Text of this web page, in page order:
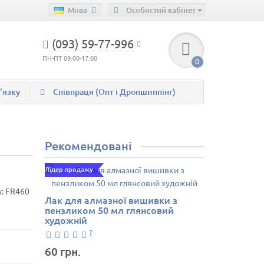
Особистий кабінет
Мова
(093) 59-77-996
ПН-ПТ 09:00-17:00 0
Співпраця (Опт і Дропшиппінг)
FR460
Рекомендовані
Лідер продажу
Лак для алмазної вишивки з
пензликом 50 мл глянсовий
художній
7
60 грн.